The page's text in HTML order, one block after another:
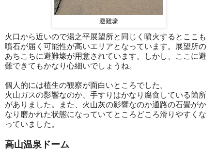
避難壕
火口から近いので湯之平展望所と同じく噴火するとここも
噴石が届く可能性が高いエリアとなっています。展望所の
あちこちに避難壕が用意されています。しかし、ここに避
難できてもかなり心細いでしょうね。
個人的には植生の観察が面白いところでした。
火山ガスの影響なのか、手すりはかなり腐食している箇所
がありました。また、火山灰の影響なのか通路の石畳がか
なり磨かれた状態になっていてところどころ滑りやすくな
っていました。
高山温泉ドーム